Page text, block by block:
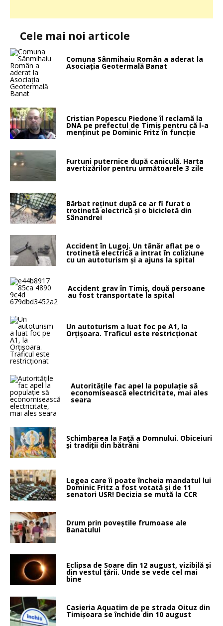
Cele mai noi articole
Comuna Sânmihaiu Român a aderat la
Asociația Geotermală Banat
Cristian Popescu Piedone îl reclamă la
DNA pe prefectul de Timiș pentru că l-a
menținut pe Dominic Fritz în funcție
Furtuni puternice după caniculă. Harta
avertizărilor pentru următoarele 3 zile
Bărbat reținut după ce ar fi furat o
trotinetă electrică și o bicicletă din
Sânandrei
Accident în Lugoj. Un tânăr aflat pe o
trotinetă electrică a intrat în coliziune
cu un autoturism și a ajuns la spital
Accident grav în Timiș, două persoane
au fost transportate la spital
Un autoturism a luat foc pe A1, la
Orțișoara. Traficul este restricționat
Autoritățile fac apel la populație să
economisească electricitate, mai ales
seara
Schimbarea la Faţă a Domnului. Obiceiuri
și tradiții din bătrâni
Legea care îi poate încheia mandatul lui
Dominic Fritz a fost votată și de 11
senatori USR! Decizia se mută la CCR
Drum prin poveştile frumoase ale
Banatului
Eclipsa de Soare din 12 august, vizibilă și
din vestul țării. Unde se vede cel mai
bine
Casieria Aquatim de pe strada Oituz din
Timișoara se închide din 10 august